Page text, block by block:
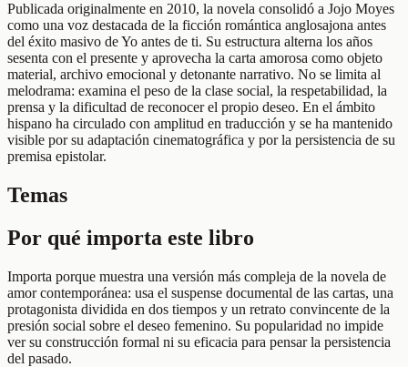
Publicada originalmente en 2010, la novela consolidó a Jojo Moyes
como una voz destacada de la ficción romántica anglosajona antes
del éxito masivo de Yo antes de ti. Su estructura alterna los años
sesenta con el presente y aprovecha la carta amorosa como objeto
material, archivo emocional y detonante narrativo. No se limita al
melodrama: examina el peso de la clase social, la respetabilidad, la
prensa y la dificultad de reconocer el propio deseo. En el ámbito
hispano ha circulado con amplitud en traducción y se ha mantenido
visible por su adaptación cinematográfica y por la persistencia de su
premisa epistolar.
Temas
Por qué importa este libro
Importa porque muestra una versión más compleja de la novela de
amor contemporánea: usa el suspense documental de las cartas, una
protagonista dividida en dos tiempos y un retrato convincente de la
presión social sobre el deseo femenino. Su popularidad no impide
ver su construcción formal ni su eficacia para pensar la persistencia
del pasado.